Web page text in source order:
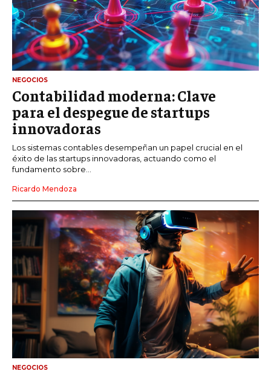
NEGOCIOS
Contabilidad moderna: Clave
para el despegue de startups
innovadoras
Los sistemas contables desempeñan un papel crucial en el
éxito de las startups innovadoras, actuando como el
fundamento sobre...
Ricardo Mendoza
NEGOCIOS